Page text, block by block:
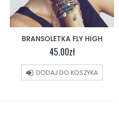
BRANSOLETKA FLY HIGH
45.00zł
DODAJ DO KOSZYKA